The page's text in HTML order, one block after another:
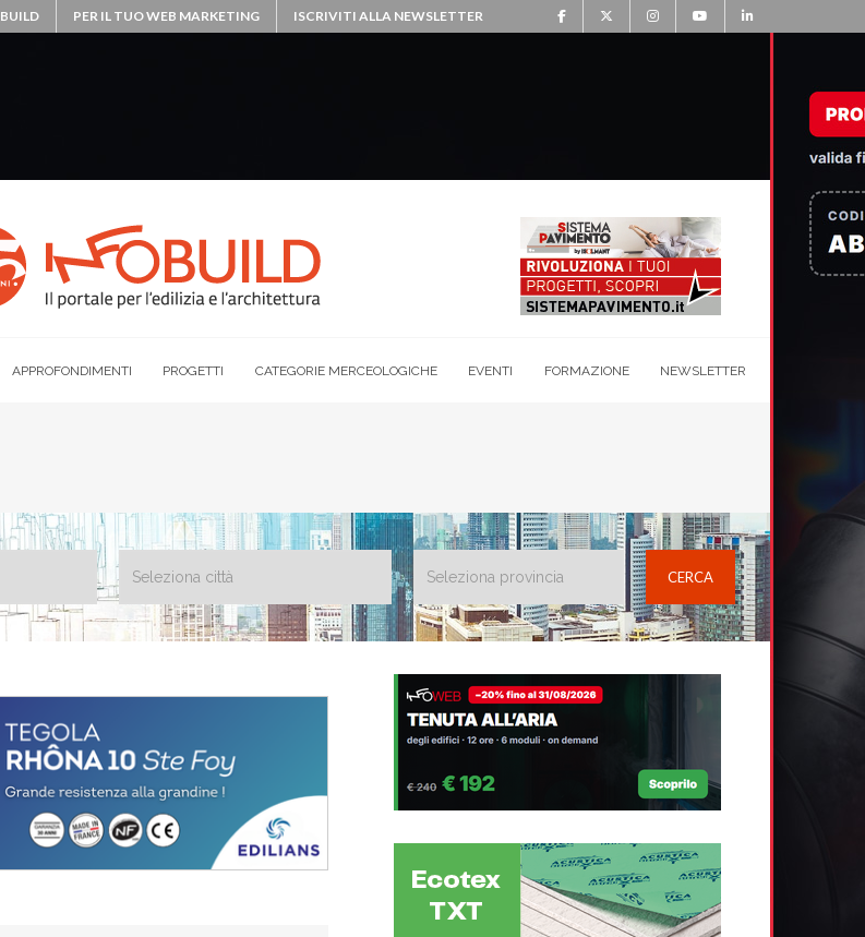
PER IL TUO WEB MARKETING ISCRIVITI ALLA NEWSLETTER
APPROFONDIMENTI PROGETTI CATEGORIE MERCEOLOGICHE EVENTI FORMAZIONE NEWSLETTER